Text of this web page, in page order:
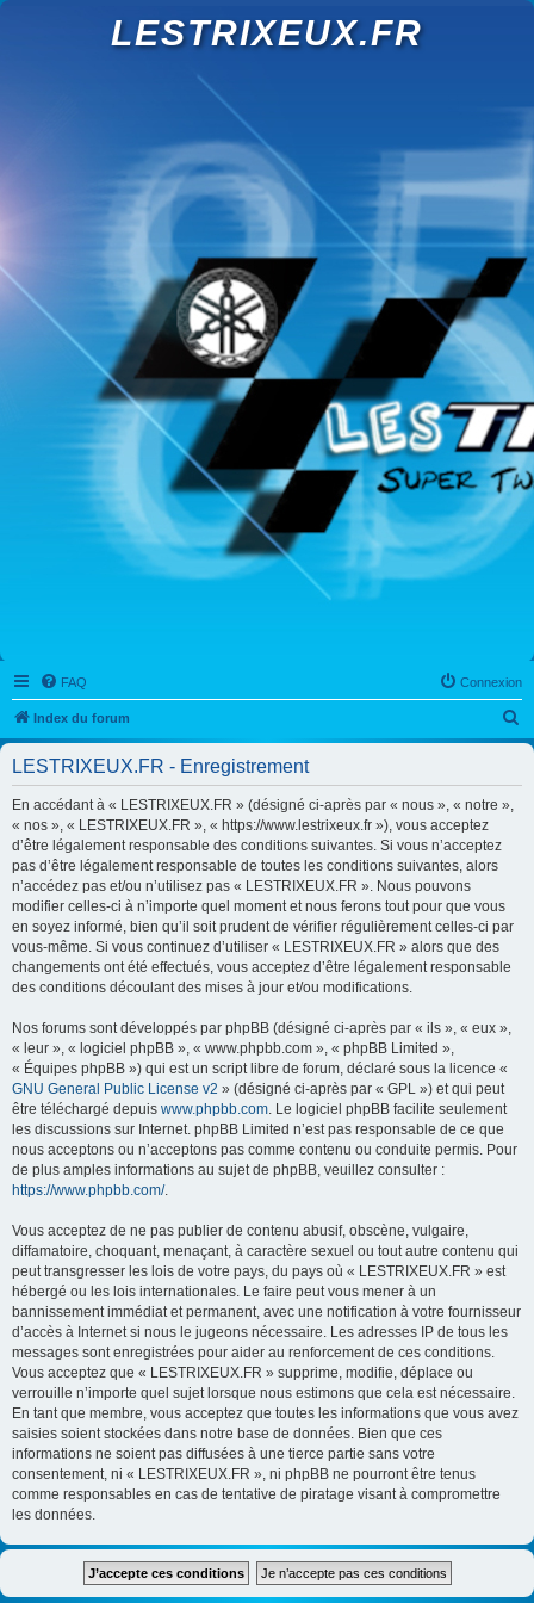
LESTRIXEUX.FR
FAQ Connexion
Index du forum
e
LESTRIXEUX.FR - Enregistrement
En accédant à « LESTRIXEUX.FR » (désigné ci-après par « nous », « notre »,
« nos », « LESTRIXEUX.FR », « https://www.lestrixeux.fr »), vous acceptez
d’être légalement responsable des conditions suivantes. Si vous n’acceptez
pas d’être légalement responsable de toutes les conditions suivantes, alors
n’accédez pas et/ou n’utilisez pas « LESTRIXEUX.FR ». Nous pouvons
modifier celles-ci à n’importe quel moment et nous ferons tout pour que vous
en soyez informé, bien qu’il soit prudent de vérifier régulièrement celles-ci par
vous-même. Si vous continuez d’utiliser « LESTRIXEUX.FR » alors que des
changements ont été effectués, vous acceptez d’être légalement responsable
des conditions découlant des mises à jour et/ou modifications.
Nos forums sont développés par phpBB (désigné ci-après par « ils », « eux »,
« leur », « logiciel phpBB », « www.phpbb.com », « phpBB Limited »,
« Équipes phpBB ») qui est un script libre de forum, déclaré sous la licence «
GNU General Public License v2 » (désigné ci-après par « GPL ») et qui peut
être téléchargé depuis www.phpbb.com. Le logiciel phpBB facilite seulement
les discussions sur Internet. phpBB Limited n’est pas responsable de ce que
nous acceptons ou n’acceptons pas comme contenu ou conduite permis. Pour
de plus amples informations au sujet de phpBB, veuillez consulter :
https://www.phpbb.com/.
Vous acceptez de ne pas publier de contenu abusif, obscène, vulgaire,
diffamatoire, choquant, menaçant, à caractère sexuel ou tout autre contenu qui
peut transgresser les lois de votre pays, du pays où « LESTRIXEUX.FR » est
hébergé ou les lois internationales. Le faire peut vous mener à un
bannissement immédiat et permanent, avec une notification à votre fournisseur
d’accès à Internet si nous le jugeons nécessaire. Les adresses IP de tous les
messages sont enregistrées pour aider au renforcement de ces conditions.
Vous acceptez que « LESTRIXEUX.FR » supprime, modifie, déplace ou
verrouille n’importe quel sujet lorsque nous estimons que cela est nécessaire.
En tant que membre, vous acceptez que toutes les informations que vous avez
saisies soient stockées dans notre base de données. Bien que ces
informations ne soient pas diffusées à une tierce partie sans votre
consentement, ni « LESTRIXEUX.FR », ni phpBB ne pourront être tenus
comme responsables en cas de tentative de piratage visant à compromettre
les données.